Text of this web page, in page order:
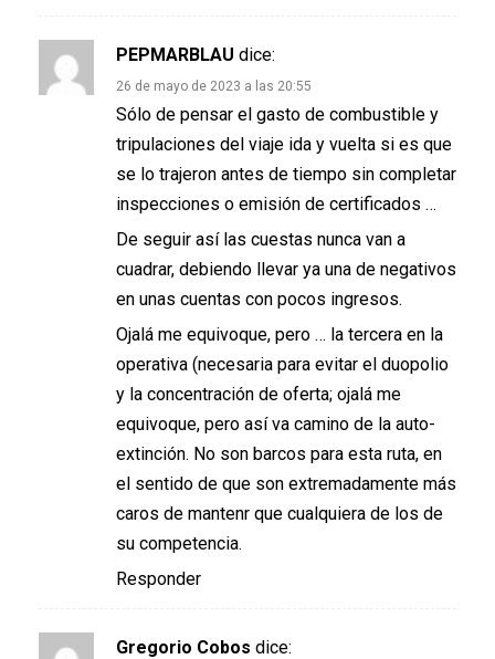
PEPMARBLAU dice:
26 de mayo de 2023 a las 20:55
Sólo de pensar el gasto de combustible y
tripulaciones del viaje ida y vuelta si es que
se lo trajeron antes de tiempo sin completar
inspecciones o emisión de certificados …
De seguir así las cuestas nunca van a
cuadrar, debiendo llevar ya una de negativos
en unas cuentas con pocos ingresos.
Ojalá me equivoque, pero … la tercera en la
operativa (necesaria para evitar el duopolio
y la concentración de oferta; ojalá me
equivoque, pero así va camino de la auto-
extinción. No son barcos para esta ruta, en
el sentido de que son extremadamente más
caros de mantenr que cualquiera de los de
su competencia.
Responder
Gregorio Cobos dice: